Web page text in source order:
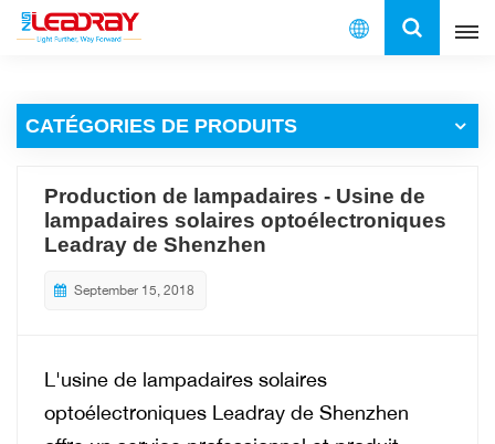
Français
français
español
CATÉGORIES DE PRODUITS
Production de lampadaires - Usine de
lampadaires solaires optoélectroniques
Leadray de Shenzhen
September 15, 2018
L'usine de lampadaires solaires
optoélectroniques Leadray de Shenzhen